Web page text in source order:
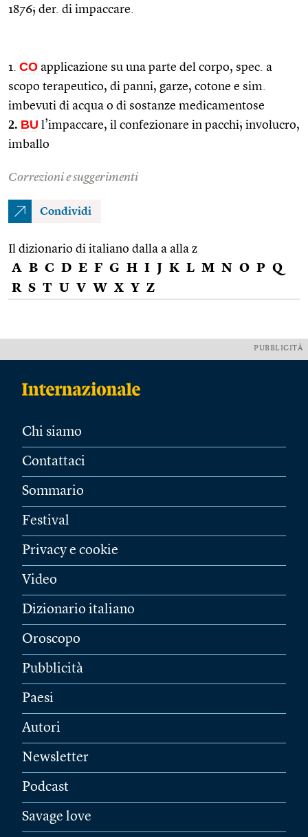
1876; der. di impaccare.
1. CO applicazione su una parte del corpo, spec. a
scopo terapeutico, di panni, garze, cotone e sim.
imbevuti di acqua o di sostanze medicamentose
2. BU l’impaccare, il confezionare in pacchi; involucro,
imballo
Correzioni e suggerimenti
Condividi
Il dizionario di italiano dalla a alla z
A B C D E F G H I J K L M N O P Q
R S T U V W X Y Z
PUBBLICITÀ
Chi siamo
Contattaci
Sommario
Festival
Privacy e cookie
Video
Dizionario italiano
Oroscopo
Pubblicità
Paesi
Autori
Newsletter
Podcast
Savage love